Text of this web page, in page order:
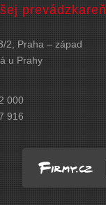
prevádzkareň
2, Praha – západ
u Prahy
000
916